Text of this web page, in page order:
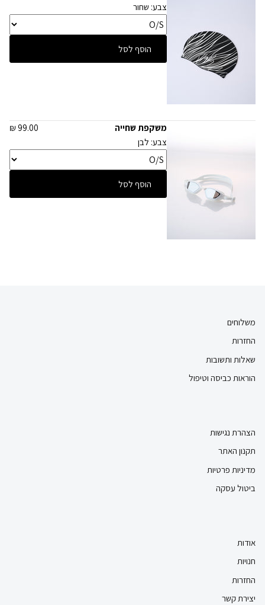
צבע: שחור
הוסף לסל
משקפת שחייה
99.00 ₪
צבע: לבן
הוסף לסל
משלוחים
החזרות
שאלות ותשובות
הוראות כביסה וטיפול
הצהרת נגישות
תקנון האתר
מדיניות פרטיות
ביטול עסקה
אודות
חנויות
החזרות
יצירת קשר